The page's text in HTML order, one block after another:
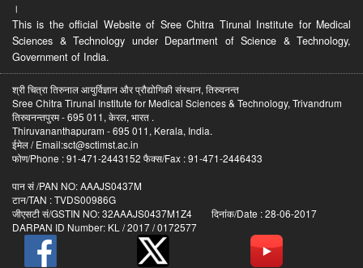
।
This is the official Website of Sree Chitra Tirunal Institute for Medical
Sciences & Technology under Department of Science & Technology,
Government of India.
श्री चित्रा तिरुनाल आयुर्विज्ञान और प्रौद्योगिकी संस्थान, तिरुवनन्त
Sree Chitra Tirunal Institute for Medical Sciences & Technology, Trivandrum
तिरुवनन्तपुरम - 695 011, केरल, भारत .
Thiruvananthapuram - 695 011, Kerala, India.
ईमेल / Email:sct@sctimst.ac.in
फोण/Phone : 91-471-2443152 फैक्स/Fax : 91-471-2446433
पान सं /PAN NO: AAAJS0437M
टान/TAN : TVDS00986G
जीएसटी सं/GSTIN NO: 32AAAJS0437M1Z4 दिनांक/Date : 28-06-2017
DARPAN ID Number: KL / 2017 / 0172577